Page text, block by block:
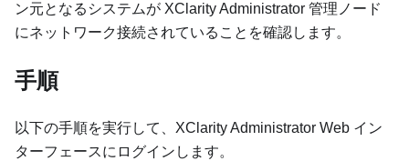
ン元となるシステムが XClarity Administrator 管理ノード
にネットワーク接続されていることを確認します。
手順
以下の手順を実行して、 XClarity Administrator Web イン
ターフェースにログインします。